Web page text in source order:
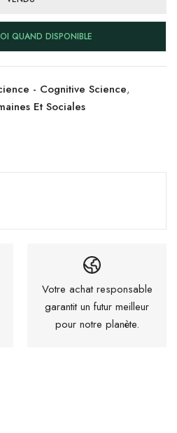
QUAND DISPONIBLE
- Cognitive Science,
Et Sociales
Votre achat responsable
garantit un futur meilleur
pour notre planète.